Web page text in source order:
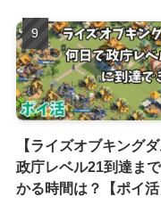
【ライズオブキングダ
政庁レベル21到達ま
かる時間は？【ポイ活